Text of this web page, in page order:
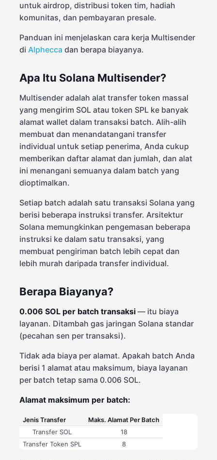
untuk airdrop, distribusi token tim, hadiah
komunitas, dan pembayaran presale.
Panduan ini menjelaskan cara kerja Multisender
di Alphecca dan berapa biayanya.
Apa Itu Solana Multisender?
Multisender adalah alat transfer token massal
yang mengirim SOL atau token SPL ke banyak
alamat wallet dalam transaksi batch. Alih-alih
membuat dan menandatangani transfer
individual untuk setiap penerima, Anda cukup
memberikan daftar alamat dan jumlah, dan alat
ini menangani semuanya dalam batch yang
dioptimalkan.
Setiap batch adalah satu transaksi Solana yang
berisi beberapa instruksi transfer. Arsitektur
Solana memungkinkan pengemasan beberapa
instruksi ke dalam satu transaksi, yang
membuat pengiriman batch lebih cepat dan
lebih murah daripada transfer individual.
Berapa Biayanya?
0.006 SOL per batch transaksi — itu biaya
layanan. Ditambah gas jaringan Solana standar
(pecahan sen per transaksi).
Tidak ada biaya per alamat. Apakah batch Anda
berisi 1 alamat atau maksimum, biaya layanan
per batch tetap sama 0.006 SOL.
Alamat maksimum per batch:
Jenis Transfer
Maks. Alamat Per Batch
Transfer SOL
18
Transfer Token SPL
8